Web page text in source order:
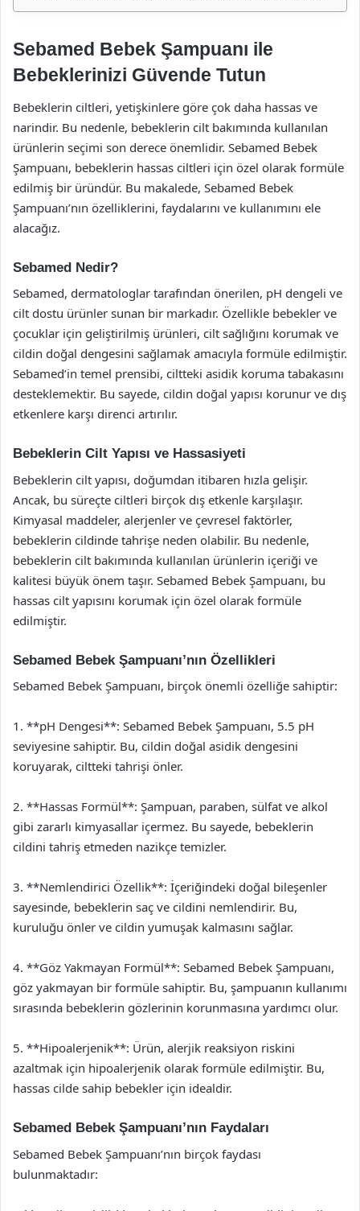
Sebamed Bebek Şampuanı ile
Bebeklerinizi Güvende Tutun
Bebeklerin ciltleri, yetişkinlere göre çok daha hassas ve
narindir. Bu nedenle, bebeklerin cilt bakımında kullanılan
ürünlerin seçimi son derece önemlidir. Sebamed Bebek
Şampuanı, bebeklerin hassas ciltleri için özel olarak formüle
edilmiş bir üründür. Bu makalede, Sebamed Bebek
Şampuanı’nın özelliklerini, faydalarını ve kullanımını ele
alacağız.
Sebamed Nedir?
Sebamed, dermatologlar tarafından önerilen, pH dengeli ve
cilt dostu ürünler sunan bir markadır. Özellikle bebekler ve
çocuklar için geliştirilmiş ürünleri, cilt sağlığını korumak ve
cildin doğal dengesini sağlamak amacıyla formüle edilmiştir.
Sebamed’in temel prensibi, ciltteki asidik koruma tabakasını
desteklemektir. Bu sayede, cildin doğal yapısı korunur ve dış
etkenlere karşı direnci artırılır.
Bebeklerin Cilt Yapısı ve Hassasiyeti
Bebeklerin cilt yapısı, doğumdan itibaren hızla gelişir.
Ancak, bu süreçte ciltleri birçok dış etkenle karşılaşır.
Kimyasal maddeler, alerjenler ve çevresel faktörler,
bebeklerin cildinde tahrişe neden olabilir. Bu nedenle,
bebeklerin cilt bakımında kullanılan ürünlerin içeriği ve
kalitesi büyük önem taşır. Sebamed Bebek Şampuanı, bu
hassas cilt yapısını korumak için özel olarak formüle
edilmiştir.
Sebamed Bebek Şampuanı’nın Özellikleri
Sebamed Bebek Şampuanı, birçok önemli özelliğe sahiptir:
1. **pH Dengesi**: Sebamed Bebek Şampuanı, 5.5 pH
seviyesine sahiptir. Bu, cildin doğal asidik dengesini
koruyarak, ciltteki tahrişi önler.
2. **Hassas Formül**: Şampuan, paraben, sülfat ve alkol
gibi zararlı kimyasallar içermez. Bu sayede, bebeklerin
cildini tahriş etmeden nazikçe temizler.
3. **Nemlendirici Özellik**: İçeriğindeki doğal bileşenler
sayesinde, bebeklerin saç ve cildini nemlendirir. Bu,
kuruluğu önler ve cildin yumuşak kalmasını sağlar.
4. **Göz Yakmayan Formül**: Sebamed Bebek Şampuanı,
göz yakmayan bir formüle sahiptir. Bu, şampuanın kullanımı
sırasında bebeklerin gözlerinin korunmasına yardımcı olur.
5. **Hipoalerjenik**: Ürün, alerjik reaksiyon riskini
azaltmak için hipoalerjenik olarak formüle edilmiştir. Bu,
hassas cilde sahip bebekler için idealdir.
Sebamed Bebek Şampuanı’nın Faydaları
Sebamed Bebek Şampuanı’nın birçok faydası
bulunmaktadır: